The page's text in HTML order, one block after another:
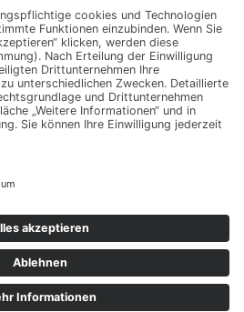
Sitemap
Spenden
Folgt uns auf
Instagram